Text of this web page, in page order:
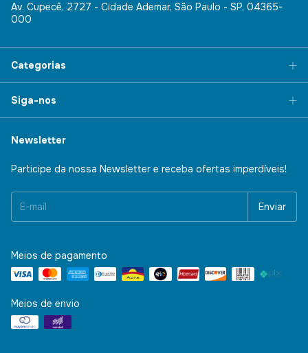
Av. Cupecê, 2727 - Cidade Ademar, São Paulo - SP, 04365-
000
Categorias
Siga-nos
Newsletter
Participe da nossa Newsletter e receba ofertas imperdíveis!
Meios de pagamento
Meios de envio